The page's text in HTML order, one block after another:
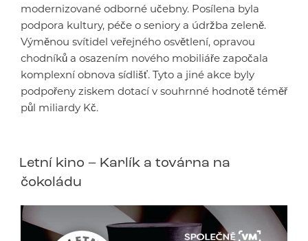
modernizované odborné učebny. Posílena byla
podpora kultury, péče o seniory a údržba zeleně.
Výměnou svítidel veřejného osvětlení, opravou
chodníků a osazením nového mobiliáře započala
komplexní obnova sídlišť. Tyto a jiné akce byly
podpořeny ziskem dotací v souhrnné hodnotě téměř
půl miliardy Kč.
Letní kino – Karlík a továrna na
čokoládu